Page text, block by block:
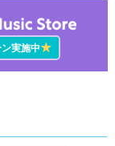
実施中★